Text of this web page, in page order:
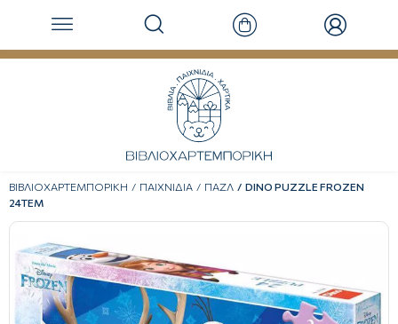
ΒΙΒΛΙΟΧΑΡΤΕΜΠΟΡΙΚΗ ΠΑΙΧΝΙΔΙΑ ΠΑΖΛ
DINO PUZZLE FROZEN
24ΤΕΜ